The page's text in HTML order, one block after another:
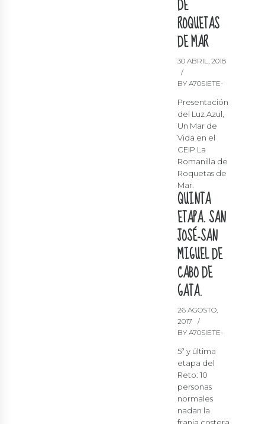
DE
ROQUETAS
DE MAR
30 ABRIL, 2018
BY A70SIETE-
Presentación
del Luz Azul,
Un Mar de
Vida en el
CEIP La
Romanilla de
Roquetas de
Mar.
QUINTA
ETAPA. SAN
JOSÉ-SAN
MIGUEL DE
CABO DE
GATA.
26 AGOSTO,
2017
BY A70SIETE-
5ª y última
etapa del
Reto: 10
personas
normales
nadan la
franja costera